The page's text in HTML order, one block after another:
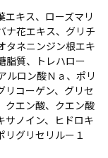
キス、ローズマリ
ナ花エキス、グリチ
タネニンジン根エキ
脂質、トレハロー
ルロン酸Ｎａ、ポリ
リコーゲン、グリセ
クエン酸、クエン酸
サノイン、ヒドロキ
リグリセリルー１